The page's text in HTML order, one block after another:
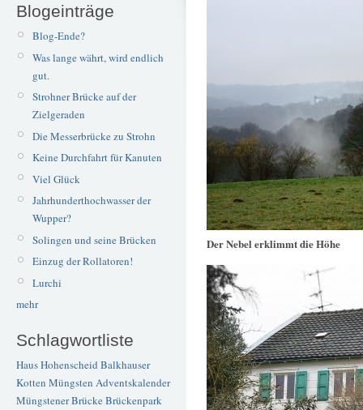
Blogeinträge
Blog-Ende?
Was lange währt, wird endlich
gut.
Strohner Brücke auf der
Zielgeraden
Die Messerbrücke zu Strohn
Keine Durchfahrt für Kanuten
Viel Glück
Jahrhunderthochwasser der
Wupper?
Solingen und seine Brücken
Einzug der Rollatoren!
Lurchi
mehr
Schlagwortliste
Haus Hohenscheid Balkhauser
Kotten Müngsten Adventskalender
Müngstener BrückeBrückenpark
Der Nebel erklimmt die Höhe